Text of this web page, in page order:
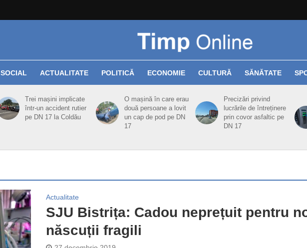
SOCIAL ACTUALITATE POLITICĂ ECONOMIE CULTURĂ SĂNĂTATE
Trei mașini implicate
într-un accident rutier
pe DN 17 la Coldău
O mașină în care erau
două persoane a lovit
un cap de pod pe DN
17
Precizări privind
lucrările de întreținere
prin covor asfaltic pe
DN 17
Actualitate
SJU Bistrița: Cadou neprețuit pentru
născuții fragili